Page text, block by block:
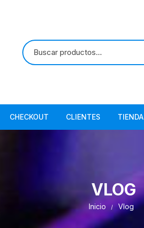
CHECKOUT CLIENTES TIENDA
VLOG
Inicio Vlog